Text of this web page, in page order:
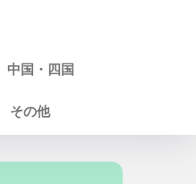
中国・四国
その他